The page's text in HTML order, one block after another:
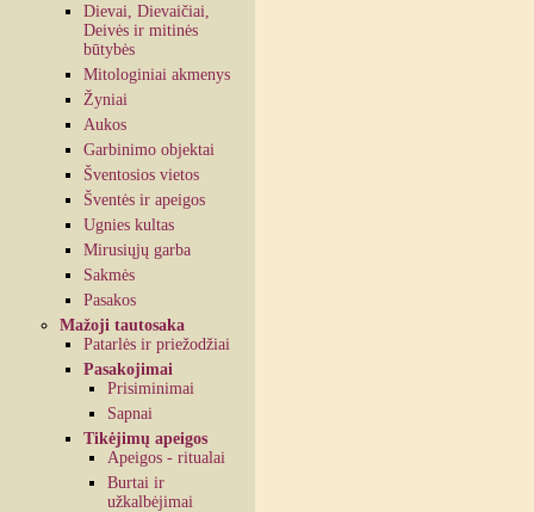
Dievai, Dievaičiai,
Deivės ir mitinės
būtybės
Mitologiniai akmenys
Žyniai
Aukos
Garbinimo objektai
Šventosios vietos
Šventės ir apeigos
Ugnies kultas
Mirusiųjų garba
Sakmės
Pasakos
Mažoji tautosaka
Patarlės ir priežodžiai
Pasakojimai
Prisiminimai
Sapnai
Tikėjimų apeigos
Apeigos - ritualai
Burtai ir
užkalbėjimai